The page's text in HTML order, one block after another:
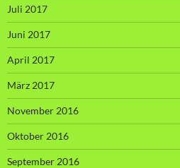
Juli 2017
Juni 2017
April 2017
März 2017
November 2016
Oktober 2016
September 2016